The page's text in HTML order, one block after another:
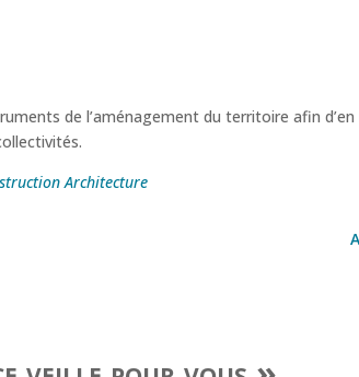
de l’aménagement du territoire afin
Architecture